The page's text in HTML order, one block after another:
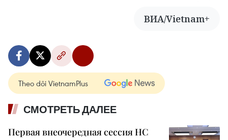
ВИА/Vietnam+
Theo dõi VietnamPlus
СМОТРЕТЬ ДАЛЕЕ
Первая внеочередная сессия НС